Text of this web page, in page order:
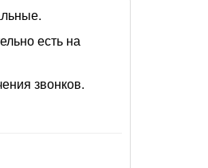
есть на
звонков.